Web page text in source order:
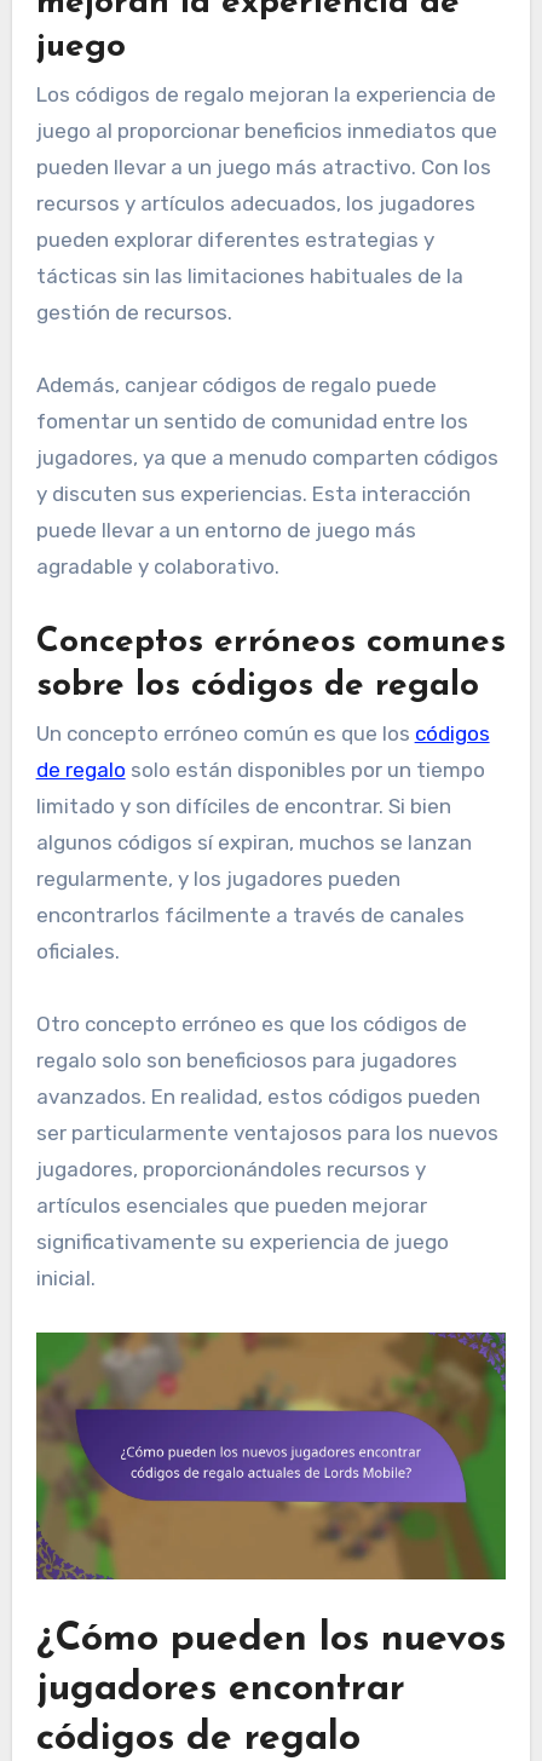
juego
Los códigos de regalo mejoran la experiencia de
juego al proporcionar beneficios inmediatos que
pueden llevar a un juego más atractivo. Con los
recursos y artículos adecuados, los jugadores
pueden explorar diferentes estrategias y
tácticas sin las limitaciones habituales de la
gestión de recursos.
Además, canjear códigos de regalo puede
fomentar un sentido de comunidad entre los
jugadores, ya que a menudo comparten códigos
y discuten sus experiencias. Esta interacción
puede llevar a un entorno de juego más
agradable y colaborativo.
Conceptos erróneos comunes
sobre los códigos de regalo
Un concepto erróneo común es que los códigos
de regalo solo están disponibles por un tiempo
limitado y son difíciles de encontrar. Si bien
algunos códigos sí expiran, muchos se lanzan
regularmente, y los jugadores pueden
encontrarlos fácilmente a través de canales
oficiales.
Otro concepto erróneo es que los códigos de
regalo solo son beneficiosos para jugadores
avanzados. En realidad, estos códigos pueden
ser particularmente ventajosos para los nuevos
jugadores, proporcionándoles recursos y
artículos esenciales que pueden mejorar
significativamente su experiencia de juego
inicial.
¿Cómo pueden los nuevos
jugadores encontrar
códigos de regalo